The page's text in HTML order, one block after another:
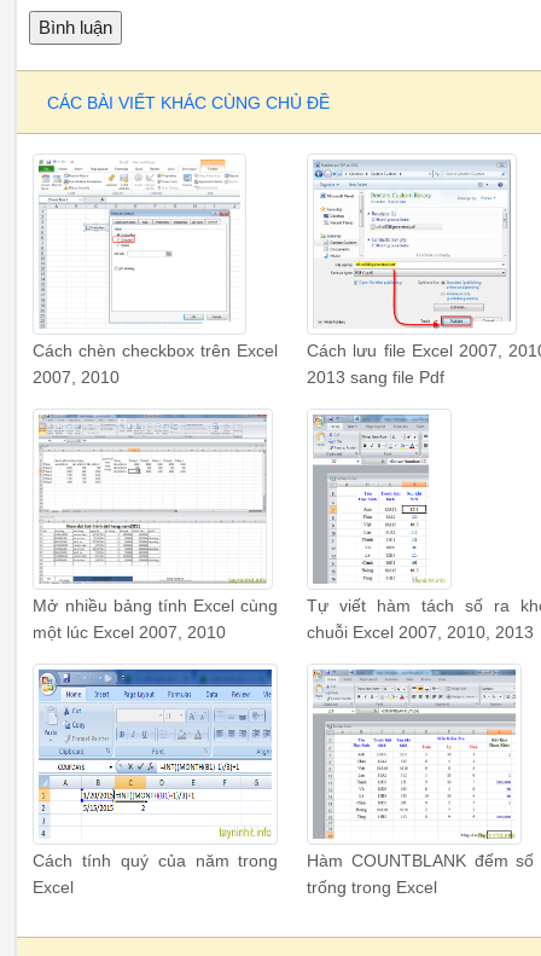
CÁC BÀI VIẾT KHÁC CÙNG CHỦ ĐỀ
Cách chèn checkbox trên Excel
2007, 2010
Cách lưu file Excel 2007,
2013 sang file Pdf
Mở nhiều bảng tính Excel cùng
một lúc Excel 2007, 2010
Tự viết hàm tách số ra
chuỗi Excel 2007, 2010, 2013
Cách tính quý của năm trong
Excel
Hàm COUNTBLANK đếm số
trống trong Excel